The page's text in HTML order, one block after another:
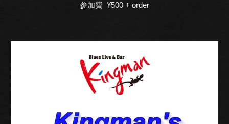
参加費 ¥500 + order